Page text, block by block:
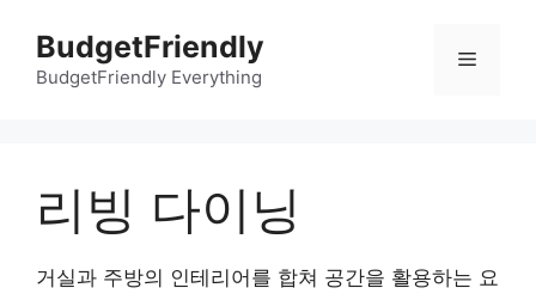
BudgetFriendly
BudgetFriendly Everything
메
리빙 다이닝
거실과 주방의 인테리어를 합쳐 공간을 활용하는 요